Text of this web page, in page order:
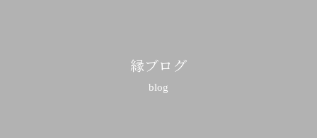
縁ブログ
blog